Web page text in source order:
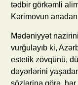
tədbir görkəmli
Kərimovun
Mədəniyyət
vurğulayıb ki,
estetik zövqünü,
dəyərlərini
sözlərinə görə, hər